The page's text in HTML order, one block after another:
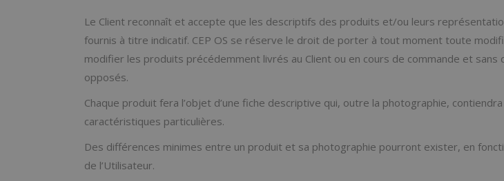
Le Client reconnaît et accepte que les descriptifs des produits et/ou leurs
fournis à titre indicatif. CEP OS se réserve le droit de porter à tout moment toute
modifier les produits précédemment livrés au Client ou en cours de commande et
opposés.
Chaque produit fera l’objet d’une fiche descriptive qui, outre la photographie,
caractéristiques particulières.
Des différences minimes entre un produit et sa photographie pourront exister, en
de l’Utilisateur.